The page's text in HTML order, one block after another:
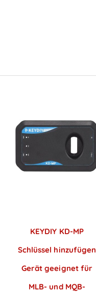
KEYDIY KD-MP
Schlüssel hinzufügen
Gerät geeignet für
MLB- und MQB-